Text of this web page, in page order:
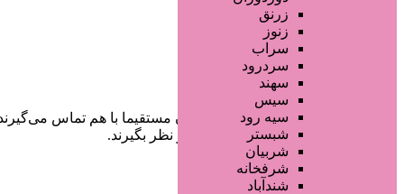
زرنق
زنوز
سراب
سردرود
سهند
سیس
سیه رود
شبستر
شربیان
شرفخانه
شندآباد
در سایت تبلیغاتی مرکز زیبایی کاربران مستقیما با هم تماس
خودشان جنبه‌های مختلف امنیتی را در نظر بگیرند.